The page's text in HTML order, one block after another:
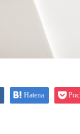
Hatena